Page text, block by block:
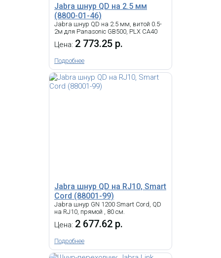
Jabra шнур QD на 2.5 мм
(8800-01-46)
Jabra шнур QD на 2.5 мм, витой 0.5-
2м для Panasonic GB500, PLX CA40
Цена: 2 773.25 р.
Подробнее
Jabra шнур QD на RJ10, Smart
Cord (88001-99)
Jabra шнур GN 1200 Smart Cord, QD
на RJ10, прямой , 80 см.
Цена: 2 677.62 р.
Подробнее